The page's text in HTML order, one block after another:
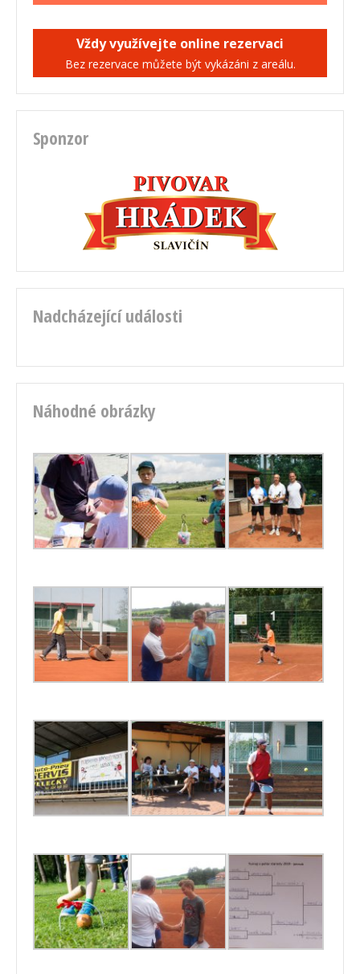
Vždy využívejte online rezervaci
Bez rezervace můžete být vykázáni z areálu.
Sponzor
Nadcházející události
Náhodné obrázky